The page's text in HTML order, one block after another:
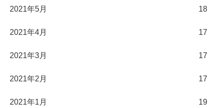
2021年5月 18
2021年4月 17
2021年3月 17
2021年2月 17
2021年1月 19